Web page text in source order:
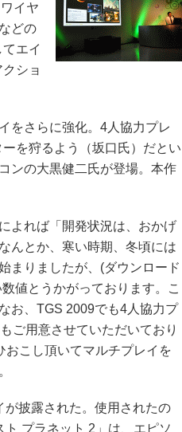
イヤ
どの
エイ
ショ
をさらに強化。4人協力プレ
を狩るよう（坂口氏）だとい
ンの大黒健二氏が登場。本作
よれば「開発状況は、おかげ
んとか、寒い時期、冬頃には
まりましたが、(ダウンロード
値とうかがっております。こ
お、TGS 2009でも4人協力プ
ご用意させていただいており
おこし頂いてマルチプレイを
披露された。使用されたの
プラネット 2」は、エピソ